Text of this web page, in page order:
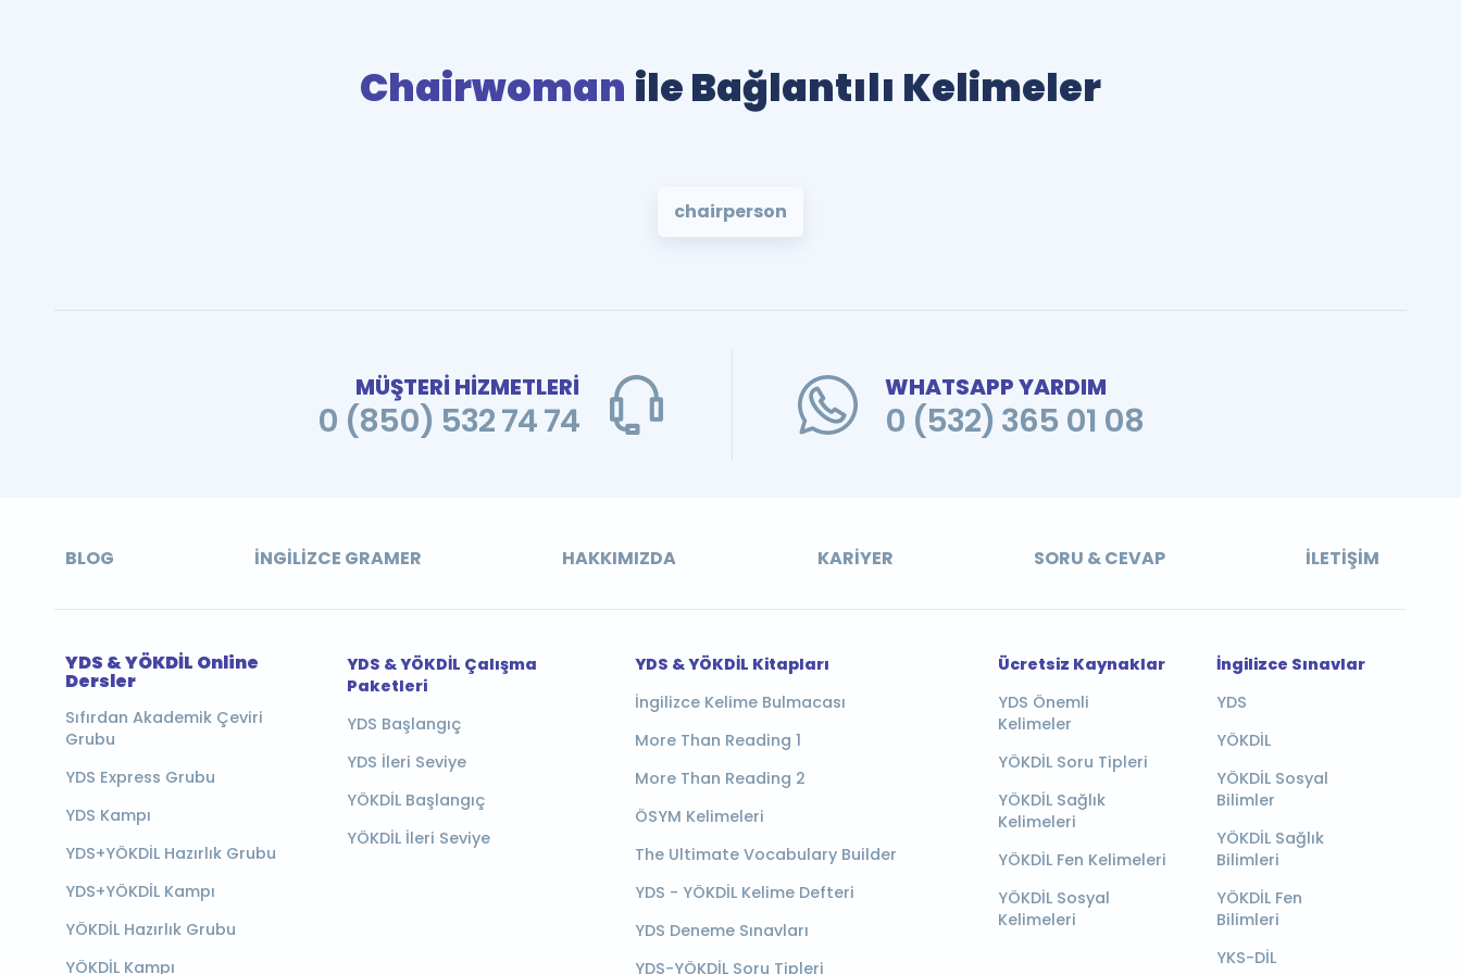
Chairwoman ile Bağlantılı Kelimeler
chairperson
MÜŞTERİ HİZMETLERİ
0 (850) 532 74 74
WHATSAPP YARDIM
0 (532) 365 01 08
BLOG İNGILIZCE GRAMER HAKKIMIZDA KARIYER SORU & CEVAP İLETIŞIM
YDS & YÖKDİL Online
Dersler
Sıfırdan Akademik Çeviri
Grubu
YDS Express Grubu
YDS Kampı
YDS+YÖKDİL Hazırlık Grubu
YDS+YÖKDİL Kampı
YÖKDİL Hazırlık Grubu
YÖKDİL Kampı
YDS & YÖKDİL Çalışma
Paketleri
YDS Başlangıç
YDS İleri Seviye
YÖKDİL Başlangıç
YÖKDİL İleri Seviye
YDS & YÖKDİL Kitapları
İngilizce Kelime Bulmacası
More Than Reading 1
More Than Reading 2
ÖSYM Kelimeleri
The Ultimate Vocabulary Builder
YDS - YÖKDİL Kelime Defteri
YDS Deneme Sınavları
YDS-YÖKDİL Soru Tipleri
Ücretsiz Kaynaklar
YDS Önemli
Kelimeler
YÖKDİL Soru Tipleri
YÖKDİL Sağlık
Kelimeleri
YÖKDİL Fen Kelimeleri
YÖKDİL Sosyal
Kelimeleri
İngilizce Sınavlar
YDS
YÖKDİL
YÖKDİL Sosyal
Bilimler
YÖKDİL Sağlık
Bilimleri
YÖKDİL Fen
Bilimleri
YKS-DİL